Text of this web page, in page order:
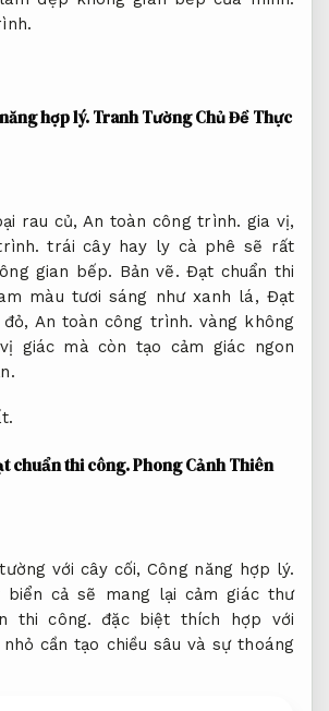
hợp lý.Tranh Tường Chủ Đề Thực
rau củ,An toàn công trình. gia vị,
trái cây hay ly cà phê sẽ rất
gian bếp. Bản vẽ. Đạt chuẩn thi
màu tươi sáng như xanh lá, Đạt
đỏ, An toàn công trình. vàng không
giác mà còn tạo cảm giác ngon
chuẩn thi công.Phong Cảnh Thiên
với cây cối,Công năng hợp lý.
biển cả sẽ mang lại cảm giác thư
thi công. đặc biệt thích hợp với
cần tạo chiều sâu và sự thoáng